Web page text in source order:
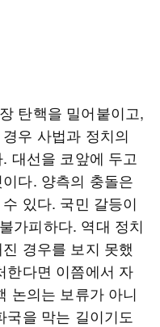
탄핵을 밀어붙이고,
우 사법과 정치의
대선을 코앞에 두고
다. 양측의 충돌은
있다. 국민 갈등이
가피하다. 역대 정치
경우를 보지 못했
한다면 이쯤에서 자
논의는 보류가 아니
을 막는 길이기도